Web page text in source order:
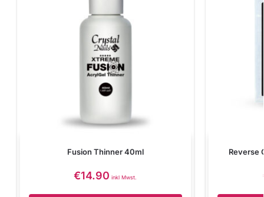
Fusion Thinner 40ml
€14.90 inkl Mwst.
Reverse